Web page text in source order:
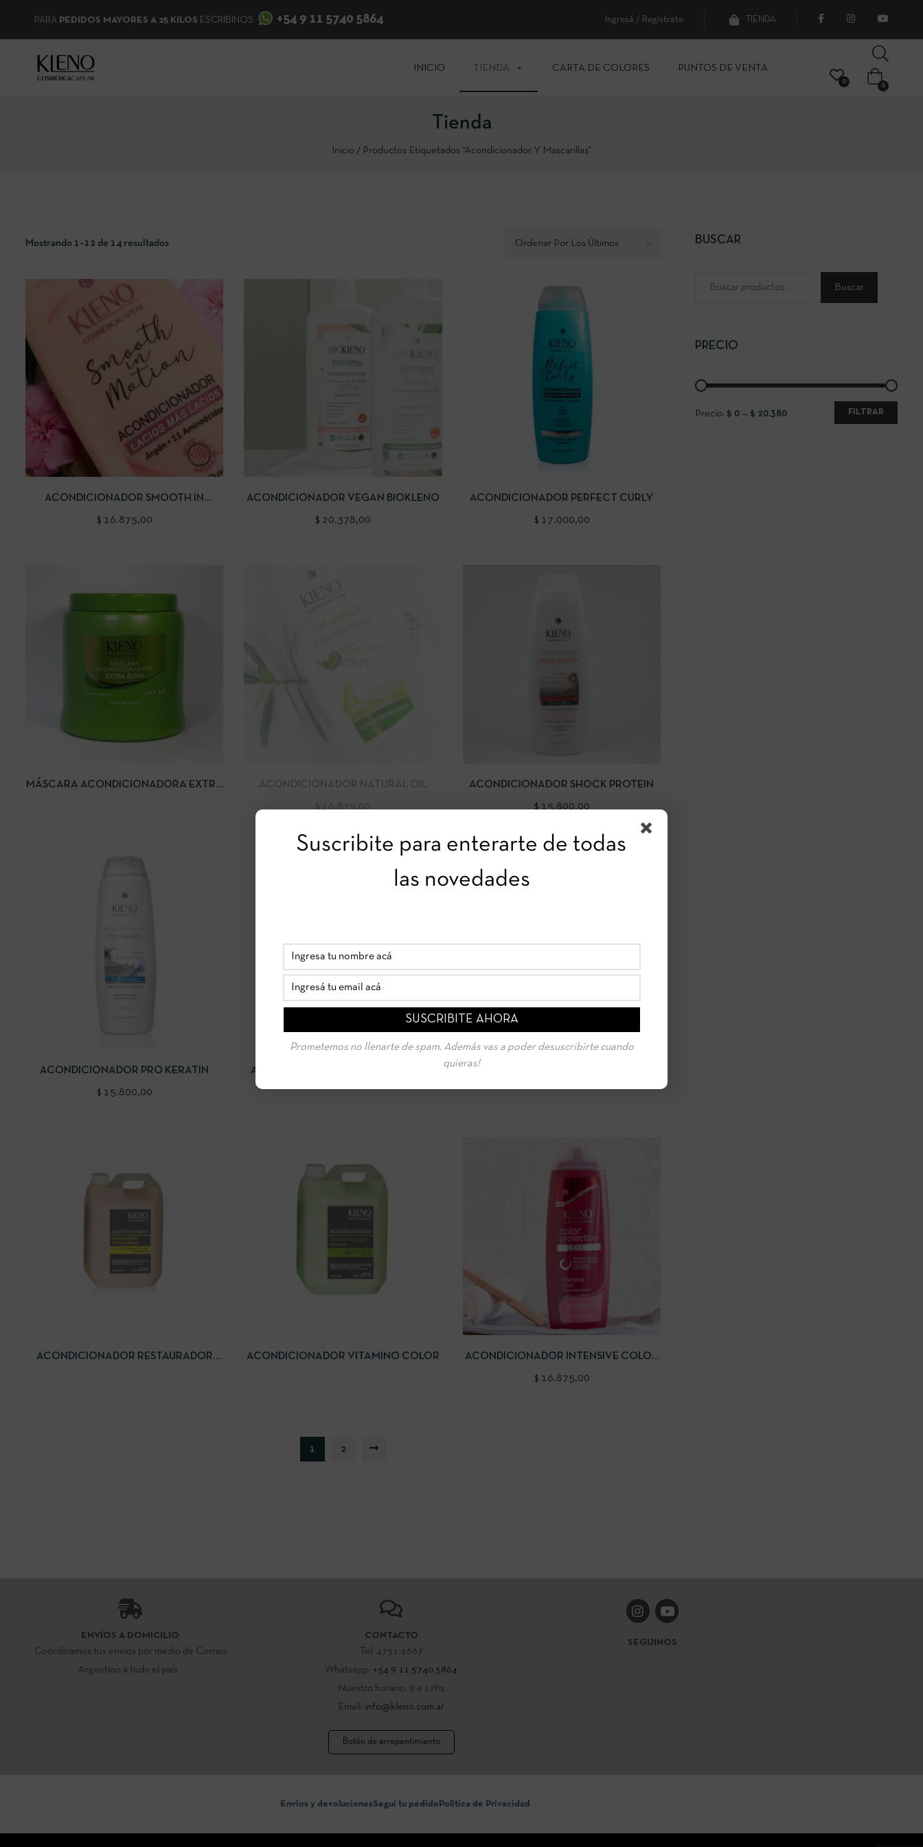
PARA PEDIDOS MAYORES A 25 KILOS ESCRIBINOS +54 9 11 5740 5864 Ingresá / Registrate TIENDA
INICIO TIENDA CARTA DE COLORES PUNTOS DE VENTA
0
0
Tienda
Inicio Productos Etiquetados “Acondicionador Y Mascarillas”
Mostrando 1–12 de 14 resultados
VISTA RÁPIDA AÑADIR AL CARRITO
ACONDICIONADOR SMOOTH IN
$ 16.875,00
ACONDICIONADOR VEGAN BIOKLENO
$ 20.378,00
AÑADIR AL CARRITO
ACONDICIONADOR PERFECT CURLY
$ 17.000,00
MÁSCARA ACONDICIONADORA EXTRA
SOLD OUT
ACONDICIONADOR NATURAL OIL
$ 16.875,00
ACONDICIONADOR SHOCK PROTEIN
$ 15.800,00
ACONDICIONADOR PRO KERATIN
$ 15.800,00
ACONDICIONADOR SHOCK PROTEIN
ACONDICIONADOR RESTAURADOR
ACONDICIONADOR VITAMINO COLOR
VISTA RÁPIDA AÑADIR AL CARRITO
ACONDICIONADOR INTENSIVE COLOR
CON PROTEÍNAS DE SOJA, TRIGO Y D
$ 16.875,00
1 2
BUSCAR
Buscar
PRECIO
FILTRAR
Precio: $ 0 — $ 20.380
ENVÍOS A DOMICILIO
Coordinamos tus envíos por medio de Correo
Argentino a todo el país .
CONTACTO
Tel: 4751-2667
Whatsapp: +54 9 11 5740 5864
Nuestro horario: 9 a 17hs
Email: info@kleno.com.ar
Botón de arrepentimiento
SEGUINOS
Envios y devolucionesSeguí tu pedido Politica de Privacidad
Suscribite para enterarte de todas
las novedades
Prometemos no llenarte de spam. Además vas a poder desuscribirte cuando
quieras!